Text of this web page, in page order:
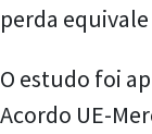
perda
O estudo foi
Acordo UE-